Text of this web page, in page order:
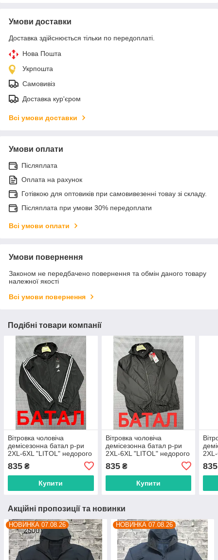
Умови доставки
Доставка здійснюється тільки по передоплаті.
Нова Пошта
Укрпошта
Самовивіз
Доставка кур'єром
Всі умови доставки
Умови оплати
Післяплата
Оплата на рахунок
Готівкою для оптовиків при самовивезенні товау зі складу.
Післяплата при умови 30% передоплати
Всі умови оплати
Умови повернення
Законом не передбачено повернення та обмін даного товару
належної якості
Всі умови повернення
Подібні товари компанії
Вітровка чоловіча
демісезонна батал р-ри
2XL-6XL "LITOL" недорого
постачальника
835 ₴
Купити
Вітровка чоловіча
демісезонна батал р-ри
2XL-6XL "LITOL" недорого
постачальника
835₴
Купити
835
Акційні пропозиції та новинки
НОВИНКА 07.08.26 НОВИНКА 07.08.26